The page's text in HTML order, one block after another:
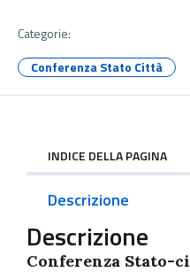
Categorie:
Conferenza Stato Città
INDICE DELLA PAGINA
Descrizione
Descrizione
Conferenza Stato-